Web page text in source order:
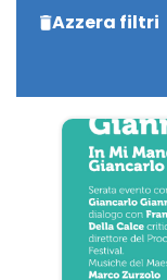
Azzera filtri